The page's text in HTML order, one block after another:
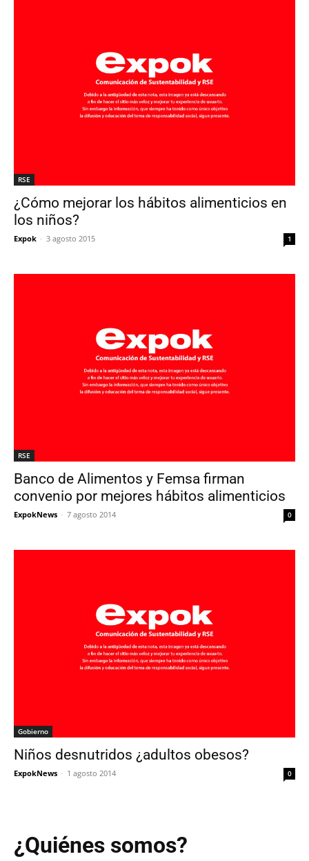
RSE
¿Cómo mejorar los hábitos alimenticios en
los niños?
Expok - 3 agosto 2015 1
RSE
Banco de Alimentos y Femsa firman
convenio por mejores hábitos alimenticios
ExpokNews - 7 agosto 2014 0
Gobierno
Niños desnutridos ¿adultos obesos?
ExpokNews - 1 agosto 2014 0
¿Quiénes somos?